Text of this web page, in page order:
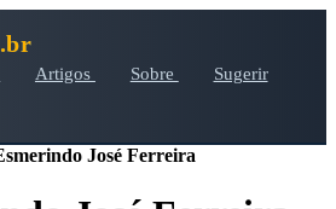
Artigos Sobre
Sugerir
José Ferreira